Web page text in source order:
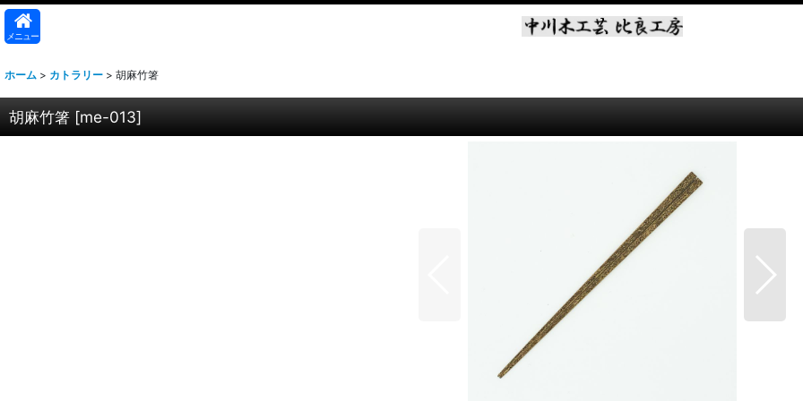
メニュー
ホーム > カトラリー > 胡麻竹箸
胡麻竹箸 [me-013]